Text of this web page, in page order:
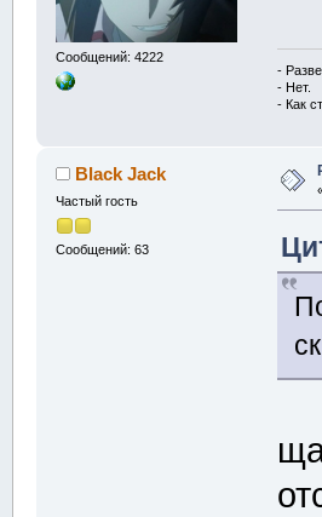
Сообщений: 4222
-
- Нет.
- Как
Black Jack
Частый гость
Сообщений: 63